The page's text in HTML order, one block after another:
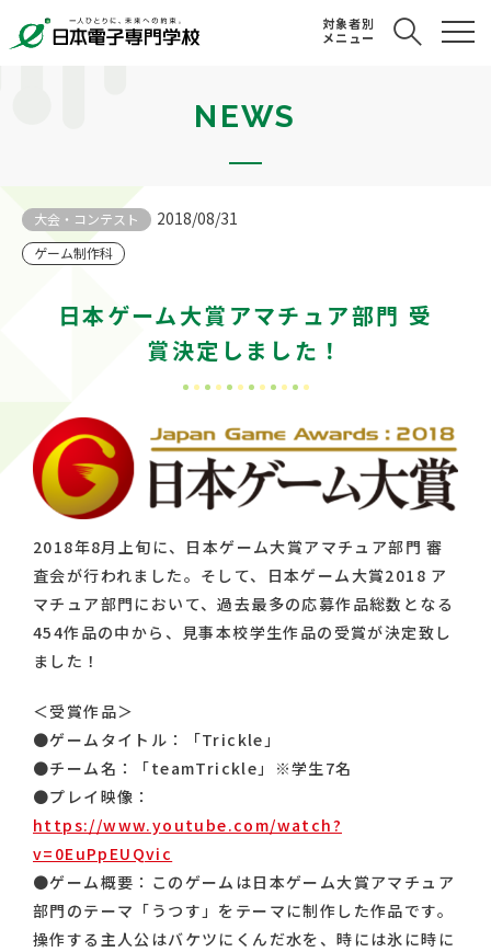
対象者別
メニュー
NEWS
大会・コンテスト 2018/08/31
ゲーム制作科
日本ゲーム大賞アマチュア部門 受
賞決定しました！
2018年8月上旬に、日本ゲーム大賞アマチュア部門 審
査会が行われました。そして、日本ゲーム大賞2018 ア
マチュア部門において、過去最多の応募作品総数となる
454作品の中から、見事本校学生作品の受賞が決定致し
ました！
＜受賞作品＞
●ゲームタイトル：「Trickle」
●チーム名：「teamTrickle」※学生7名
●プレイ映像：
https://www.youtube.com/watch?
v=0EuPpEUQvic
●ゲーム概要：このゲームは日本ゲーム大賞アマチュア
部門のテーマ「うつす」をテーマに制作した作品です。
操作する主人公はバケツにくんだ水を、時には氷に時に